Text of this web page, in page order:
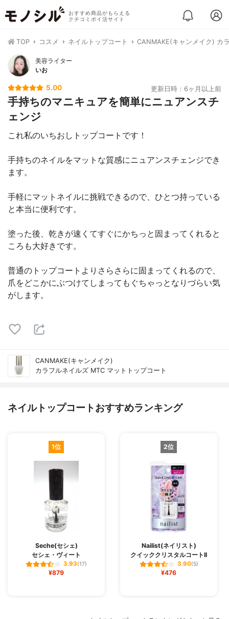
おすすめ商品がもらえる
クチコミポイ活サイト
TOP コスメ ネイルトップコート CANMAKE(キャンメイク) カ
美容ライター
いお
5.00 更新日時：6ヶ月以上前
手持ちのマニキュアを簡単にニュアンスチ
ェンジ
これ私のいちおしトップコートです！
手持ちのネイルをマットな質感にニュアンスチェンジでき
ます。
手軽にマットネイルに挑戦できるので、ひとつ持っている
と本当に便利です。
塗った後、乾きが速くてすぐにかちっと固まってくれると
ころも大好きです。
普通のトップコートよりさらさらに固まってくれるので、
爪をどこかにぶつけてしまってもぐちゃっとなりづらい気
がします。
CANMAKE(キャンメイク)
カラフルネイルズ MTC マットトップコート
ネイルトップコートおすすめランキング
1位
Seche(セシェ)
セシェ・ヴィート
3.93(17)
¥879
2位
Nailist(ネイリスト)
クイッククリスタルコートII
3.90(5)
¥476